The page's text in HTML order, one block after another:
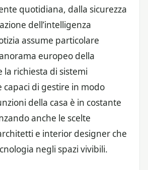
quotidiana, dalla sicurezza
dell’intelligenza
assume particolare
europeo della
la richiesta di sistemi
di gestire in modo
della casa è in costante
anche le scelte
e interior designer che
negli spazi vivibili.